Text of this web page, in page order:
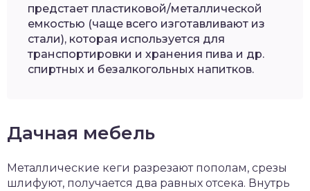
предстает пластиковой/металлической
емкостью (чаще всего изготавливают из
стали), которая используется для
транспортировки и хранения пива и др.
спиртных и безалкогольных напитков.
Дачная мебель
Металлические кеги разрезают пополам, срезы
шлифуют, получается два равных отсека. Внутрь